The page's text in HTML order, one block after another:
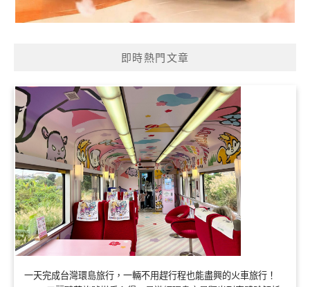
即時熱門文章
一天完成台灣環島旅行，一輛不用趕行程也能盡興的火車旅行！